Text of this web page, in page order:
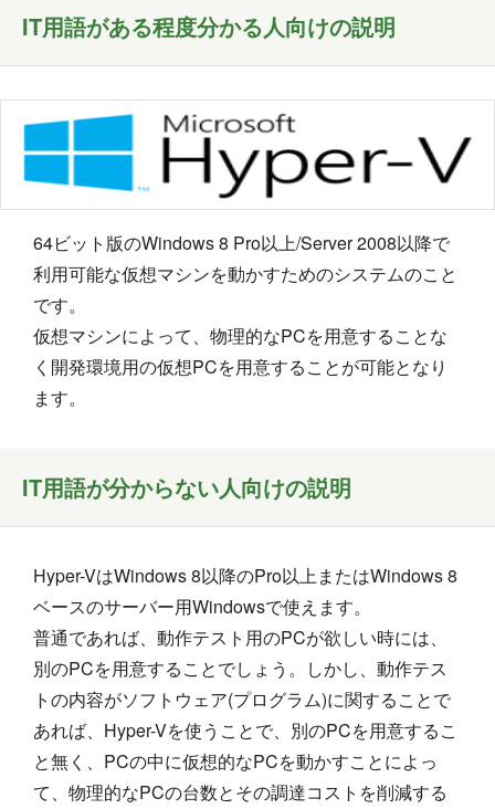
IT用語がある程度分かる人向けの説明
64ビット版のWindows 8 Pro以上/Server 2008以降で
利用可能な仮想マシンを動かすためのシステムのこと
です。
仮想マシンによって、物理的なPCを用意することな
く開発環境用の仮想PCを用意することが可能となり
ます。
IT用語が分からない人向けの説明
Hyper-VはWindows 8以降のPro以上またはWindows 8
ベースのサーバー用Windowsで使えます。
普通であれば、動作テスト用のPCが欲しい時には、
別のPCを用意することでしょう。しかし、動作テス
トの内容がソフトウェア(プログラム)に関することで
あれば、Hyper-Vを使うことで、別のPCを用意するこ
と無く、PCの中に仮想的なPCを動かすことによっ
て、物理的なPCの台数とその調達コストを削減する